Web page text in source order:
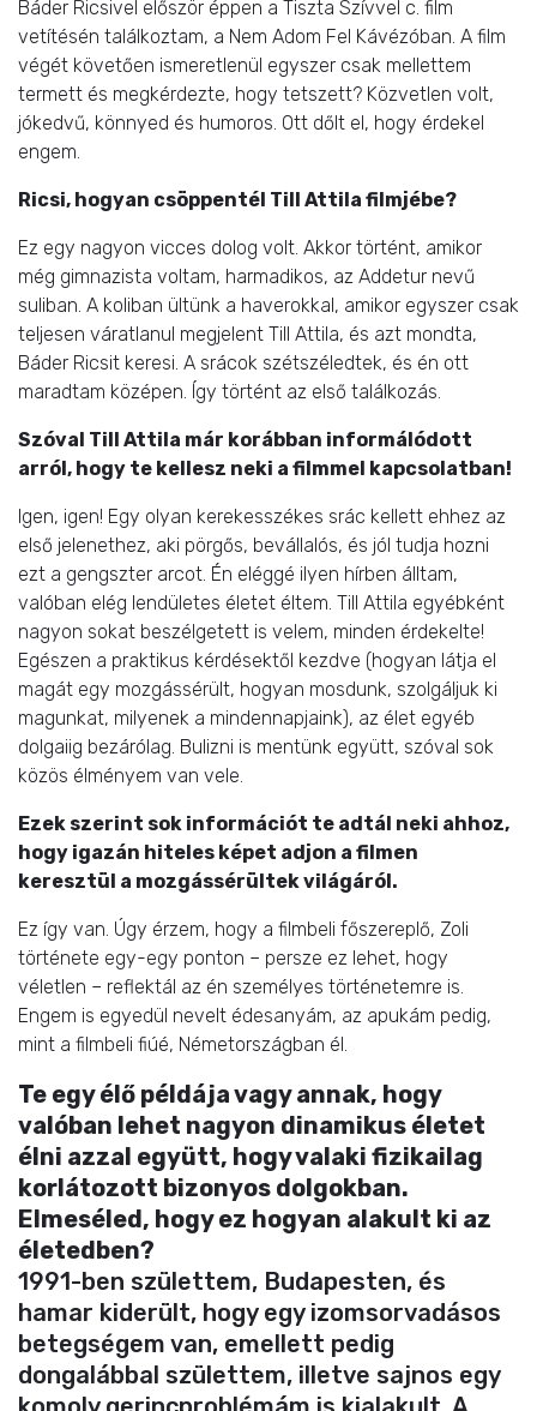
Báder Ricsivel először éppen a Tiszta Szívvel c. film
vetítésén találkoztam, a Nem Adom Fel Kávézóban. A film
végét követően ismeretlenül egyszer csak mellettem
termett és megkérdezte, hogy tetszett? Közvetlen volt,
jókedvű, könnyed és humoros. Ott dőlt el, hogy érdekel
engem.
Ricsi, hogyan csöppentél Till Attila filmjébe?
Ez egy nagyon vicces dolog volt. Akkor történt, amikor
még gimnazista voltam, harmadikos, az Addetur nevű
suliban. A koliban ültünk a haverokkal, amikor egyszer csak
teljesen váratlanul megjelent Till Attila, és azt mondta,
Báder Ricsit keresi. A srácok szétszéledtek, és én ott
maradtam középen. Így történt az első találkozás.
Szóval Till Attila már korábban informálódott
arról, hogy te kellesz neki a filmmel kapcsolatban!
Igen, igen! Egy olyan kerekesszékes srác kellett ehhez az
első jelenethez, aki pörgős, bevállalós, és jól tudja hozni
ezt a gengszter arcot. Én eléggé ilyen hírben álltam,
valóban elég lendületes életet éltem. Till Attila egyébként
nagyon sokat beszélgetett is velem, minden érdekelte!
Egészen a praktikus kérdésektől kezdve (hogyan látja el
magát egy mozgássérült, hogyan mosdunk, szolgáljuk ki
magunkat, milyenek a mindennapjaink), az élet egyéb
dolgaiig bezárólag. Bulizni is mentünk együtt, szóval sok
közös élményem van vele.
Ezek szerint sok információt te adtál neki ahhoz,
hogy igazán hiteles képet adjon a filmen
keresztül a mozgássérültek világáról.
Ez így van. Úgy érzem, hogy a filmbeli főszereplő, Zoli
története egy-egy ponton – persze ez lehet, hogy
véletlen – reflektál az én személyes történetemre is.
Engem is egyedül nevelt édesanyám, az apukám pedig,
mint a filmbeli fiúé, Németországban él.
Te egy élő példája vagy annak, hogy
valóban lehet nagyon dinamikus életet
élni azzal együtt, hogy valaki fizikailag
korlátozott bizonyos dolgokban.
Elmeséled, hogy ez hogyan alakult ki az
életedben?
1991-ben születtem, Budapesten, és
hamar kiderült, hogy egy izomsorvadásos
betegségem van, emellett pedig
dongalábbal születtem, illetve sajnos egy